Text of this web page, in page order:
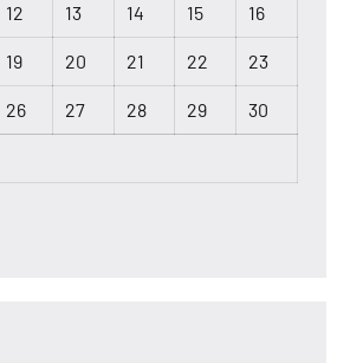
12 13 14 15 16
19 20 21 22 23
26 27 28 29 30